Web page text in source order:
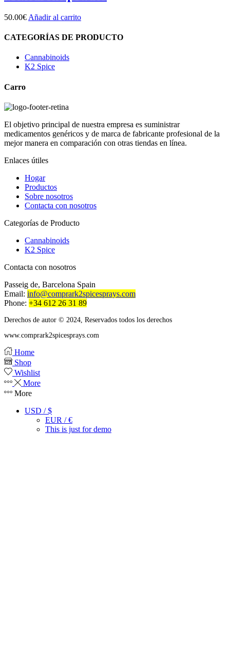
50.00€ Añadir al carrito
CATEGORÍAS DE PRODUCTO
Cannabinoids
K2 Spice
Carro
El objetivo principal de nuestra empresa es suministrar
medicamentos genéricos y de marca de fabricante profesional de la
mejor manera en comparación con otras tiendas en línea.
Enlaces útiles
Hogar
Productos
Sobre nosotros
Contacta con nosotros
Categorías de Producto
Cannabinoids
K2 Spice
Contacta con nosotros
Passeig de, Barcelona Spain
Email: info@comprark2spicesprays.com
Phone: +34 612 26 31 89
Derechos de autor © 2024, Reservados todos los derechos
www.comprark2spicesprays.com
Home
Shop
Wishlist
More
More
USD / $
EUR / €
This is just for demo